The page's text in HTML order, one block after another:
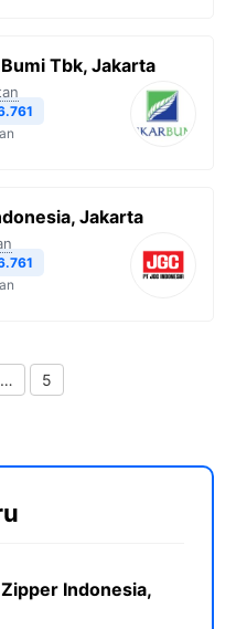
Tbk, Jakarta
Jakarta
… 5
Indonesia,